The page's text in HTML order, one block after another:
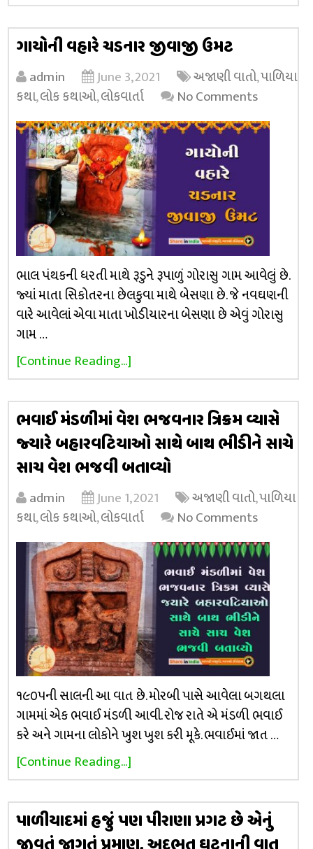
ગાયોની વહારે ચડનાર જીવાજી ઉમટ
admin June 3, 2021 અજાણી વાતો,પાળિયા
કથા,લોક કથાઓ,લોકવાર્તા No Comments
ભાલ પંથકની ધરતી માથે રૂડુને રૂપાળું ગોરાસુ ગામ આવેલું છે.
જ્યાં માતા સિકોતરના છેલકુવા માથે બેસણા છે. જે નવઘણની
વારે આવેલાં એવા માતા ખોડીયારના બેસણા છે એવું ગોરાસુ
ગામ …
[Continue Reading...]
ભવાઈ મંડળીમાં વેશ ભજવનાર ત્રિક્રમ વ્યાસે
જ્યારે બહારવટિયાઓ સાથે બાથ ભીડીને સાચે
સાચ વેશ ભજવી બતાવ્યો
admin June 1, 2021 અજાણી વાતો,પાળિયા
કથા,લોક કથાઓ,લોકવાર્તા No Comments
૧૯૦૫ની સાલની આ વાત છે. મોરબી પાસે આવેલા બગથલા
ગામમાં એક ભવાઈ મંડળી આવી. રોજ રાતે એ મંડળી ભવાઈ
કરે અને ગામના લોકોને ખુશ ખુશ કરી મૂકે. ભવાઈમાં જાત …
[Continue Reading...]
પાળીયાદમાં હજું પણ પીરાણા પ્રગટ છે એનું